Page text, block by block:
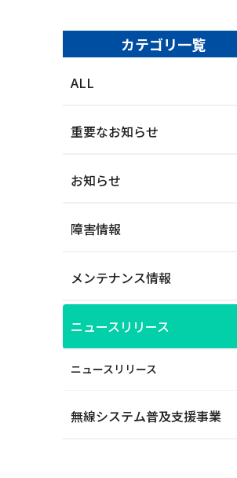
カテゴリ一覧
ALL
重要なお知らせ
お知らせ
障害情報
メンテナンス情報
ニュースリリース
ニュースリリース
無線システム普及支援事業